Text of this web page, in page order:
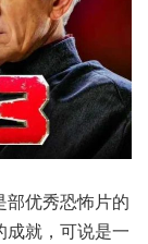
优秀恐怖片的
就，可说是一